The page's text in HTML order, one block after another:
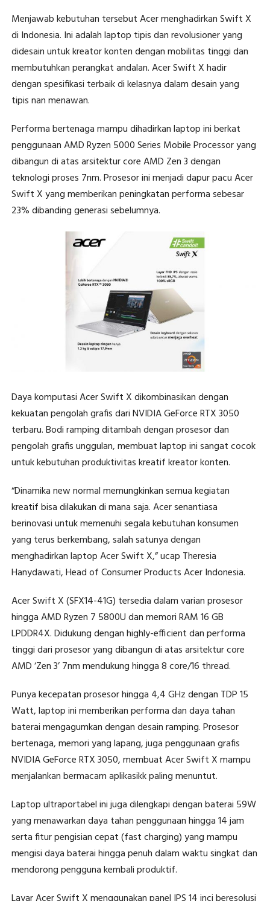
Menjawab kebutuhan tersebut Acer menghadirkan Swift X
di Indonesia. Ini adalah laptop tipis dan revolusioner yang
didesain untuk kreator konten dengan mobilitas tinggi dan
membutuhkan perangkat andalan. Acer Swift X hadir
dengan spesifikasi terbaik di kelasnya dalam desain yang
tipis nan menawan.
Performa bertenaga mampu dihadirkan laptop ini berkat
penggunaan AMD Ryzen 5000 Series Mobile Processor yang
dibangun di atas arsitektur core AMD Zen 3 dengan
teknologi proses 7nm. Prosesor ini menjadi dapur pacu Acer
Swift X yang memberikan peningkatan performa sebesar
23% dibanding generasi sebelumnya.
Daya komputasi Acer Swift X dikombinasikan dengan
kekuatan pengolah grafis dari NVIDIA GeForce RTX 3050
terbaru. Bodi ramping ditambah dengan prosesor dan
pengolah grafis unggulan, membuat laptop ini sangat cocok
untuk kebutuhan produktivitas kreatif kreator konten.
“Dinamika new normal memungkinkan semua kegiatan
kreatif bisa dilakukan di mana saja. Acer senantiasa
berinovasi untuk memenuhi segala kebutuhan konsumen
yang terus berkembang, salah satunya dengan
menghadirkan laptop Acer Swift X,” ucap Theresia
Hanydawati, Head of Consumer Products Acer Indonesia.
Acer Swift X (SFX14-41G) tersedia dalam varian prosesor
hingga AMD Ryzen 7 5800U dan memori RAM 16 GB
LPDDR4X. Didukung dengan highly-efficient dan performa
tinggi dari prosesor yang dibangun di atas arsitektur core
AMD ‘Zen 3’ 7nm mendukung hingga 8 core/16 thread.
Punya kecepatan prosesor hingga 4,4 GHz dengan TDP 15
Watt, laptop ini memberikan performa dan daya tahan
baterai mengagumkan dengan desain ramping. Prosesor
bertenaga, memori yang lapang, juga penggunaan grafis
NVIDIA GeForce RTX 3050, membuat Acer Swift X mampu
menjalankan bermacam aplikasikk paling menuntut.
Laptop ultraportabel ini juga dilengkapi dengan baterai 59W
yang menawarkan daya tahan penggunaan hingga 14 jam
serta fitur pengisian cepat (fast charging) yang mampu
mengisi daya baterai hingga penuh dalam waktu singkat dan
mendorong pengguna kembali produktif.